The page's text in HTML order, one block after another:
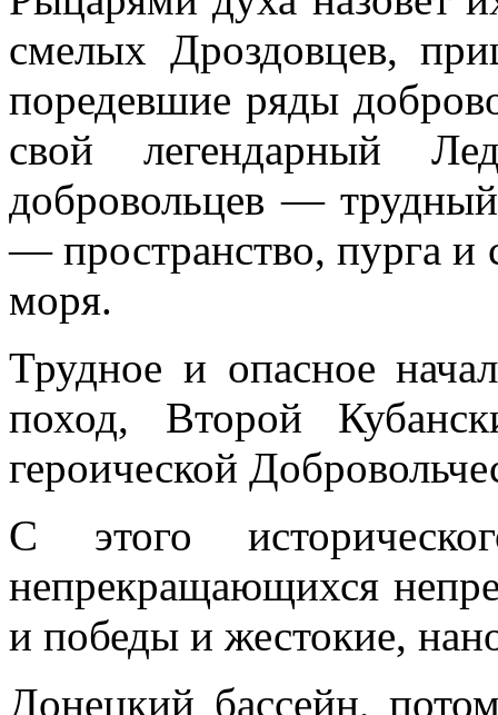
смелых Дроздовцев,
поредевшие ряды
свой легендарный
добровольцев —
— пространство, пурга и
моря.
Трудное и опасное
поход, Второй
героической
С этого
непрекращающихся
и победы и жестокие,
Донецкий бассейн,